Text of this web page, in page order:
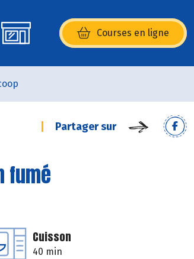
Courses en ligne
(s’ouvre dans une nouvelle
Partager sur
fumé
Cuisson
40 min